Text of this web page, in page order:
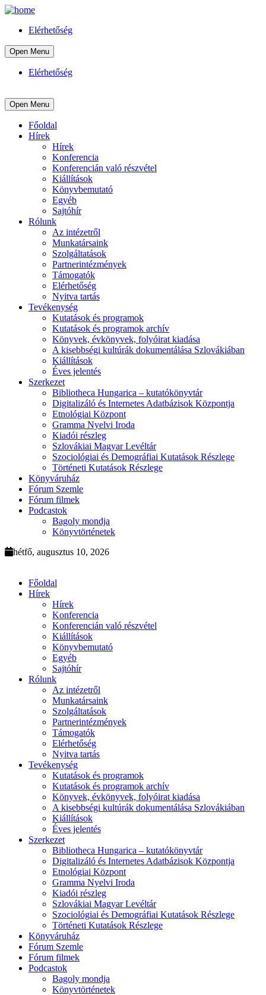
Elérhetőség
Open Menu
Elérhetőség
Open Menu
Főoldal
Hírek
Hírek
Konferencia
Konferencián való részvétel
Kiállítások
Könyvbemutató
Egyéb
Sajtóhír
Rólunk
Az intézetről
Munkatársaink
Szolgáltatások
Partnerintézmények
Támogatók
Elérhetőség
Nyitva tartás
Tevékenység
Kutatások és programok
Kutatások és programok archív
Könyvek, évkönyvek, folyóirat kiadása
A kisebbségi kultúrák dokumentálása Szlovákiában
Kiállítások
Éves jelentés
Szerkezet
Bibliotheca Hungarica – kutatókönyvtár
Digitalizáló és Internetes Adatbázisok Központja
Etnológiai Központ
Gramma Nyelvi Iroda
Kiadói részleg
Szlovákiai Magyar Levéltár
Szociológiai és Demográfiai Kutatások Részlege
Történeti Kutatások Részlege
Könyváruház
Fórum Szemle
Fórum filmek
Podcastok
Bagoly mondja
Könyvtörténetek
hétfő, augusztus 10, 2026
Főoldal
Hírek
Hírek
Konferencia
Konferencián való részvétel
Kiállítások
Könyvbemutató
Egyéb
Sajtóhír
Rólunk
Az intézetről
Munkatársaink
Szolgáltatások
Partnerintézmények
Támogatók
Elérhetőség
Nyitva tartás
Tevékenység
Kutatások és programok
Kutatások és programok archív
Könyvek, évkönyvek, folyóirat kiadása
A kisebbségi kultúrák dokumentálása Szlovákiában
Kiállítások
Éves jelentés
Szerkezet
Bibliotheca Hungarica – kutatókönyvtár
Digitalizáló és Internetes Adatbázisok Központja
Etnológiai Központ
Gramma Nyelvi Iroda
Kiadói részleg
Szlovákiai Magyar Levéltár
Szociológiai és Demográfiai Kutatások Részlege
Történeti Kutatások Részlege
Könyváruház
Fórum Szemle
Fórum filmek
Podcastok
Bagoly mondja
Könyvtörténetek